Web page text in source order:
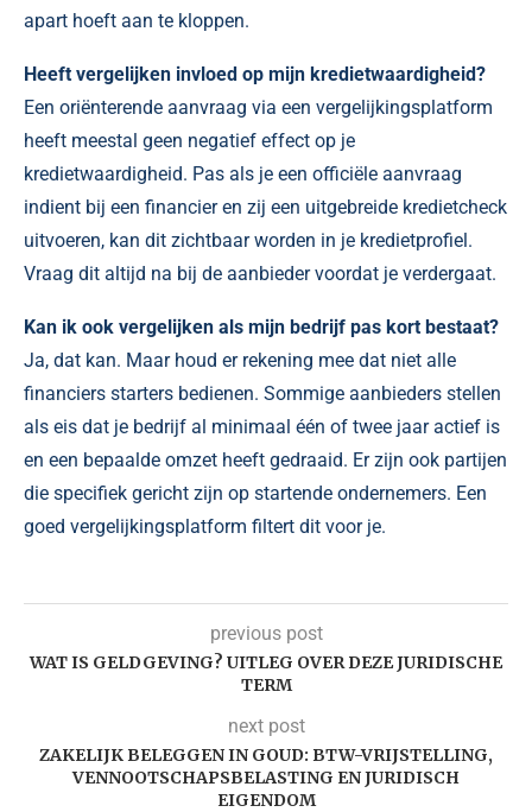
apart hoeft aan te kloppen.
Heeft vergelijken invloed op mijn kredietwaardigheid?
Een oriënterende aanvraag via een vergelijkingsplatform
heeft meestal geen negatief effect op je
kredietwaardigheid. Pas als je een officiële aanvraag
indient bij een financier en zij een uitgebreide kredietcheck
uitvoeren, kan dit zichtbaar worden in je kredietprofiel.
Vraag dit altijd na bij de aanbieder voordat je verdergaat.
Kan ik ook vergelijken als mijn bedrijf pas kort bestaat?
Ja, dat kan. Maar houd er rekening mee dat niet alle
financiers starters bedienen. Sommige aanbieders stellen
als eis dat je bedrijf al minimaal één of twee jaar actief is
en een bepaalde omzet heeft gedraaid. Er zijn ook partijen
die specifiek gericht zijn op startende ondernemers. Een
goed vergelijkingsplatform filtert dit voor je.
previous post
WAT IS GELDGEVING? UITLEG OVER DEZE JURIDISCHE
TERM
next post
ZAKELIJK BELEGGEN IN GOUD: BTW-VRIJSTELLING,
VENNOOTSCHAPSBELASTING EN JURIDISCH
EIGENDOM